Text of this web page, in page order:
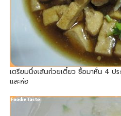
เตรียมนึ่งเส้นก๋วยเตี๋ยว ซื้อมาหั่น 4 ป
และห่อ